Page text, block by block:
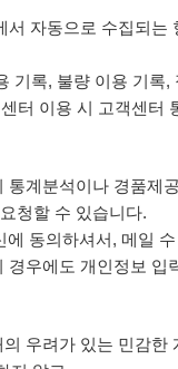
서 자동으로 수집되는
기록, 불량 이용 기록,
터 이용 시 고객센터
통계분석이나 경품제
청할 수 있습니다.
에 동의하셔서, 메일 수
경우에도 개인정보 입
우려가 있는 민감한